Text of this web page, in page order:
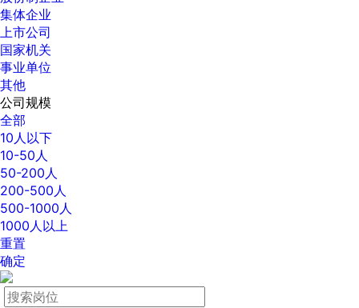
集体企业
上市公司
国家机关
事业单位
其他
公司规模
全部
10人以下
10-50人
50-200人
200-500人
500-1000人
1000人以上
重置
确定